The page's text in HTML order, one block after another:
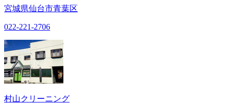
宮城県仙台市青葉区
022-221-2706
村山クリーニング